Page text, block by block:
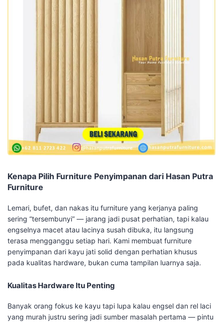
Kenapa Pilih Furniture Penyimpanan dari Hasan Putra
Furniture
Lemari, bufet, dan nakas itu furniture yang kerjanya paling
sering “tersembunyi” — jarang jadi pusat perhatian, tapi kalau
engselnya macet atau lacinya susah dibuka, itu langsung
terasa mengganggu setiap hari. Kami membuat furniture
penyimpanan dari kayu jati solid dengan perhatian khusus
pada kualitas hardware, bukan cuma tampilan luarnya saja.
Kualitas Hardware Itu Penting
Banyak orang fokus ke kayu tapi lupa kalau engsel dan rel laci
yang murah justru sering jadi sumber masalah pertama — pintu